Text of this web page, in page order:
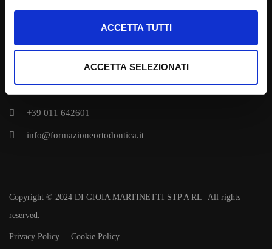
ACCETTA TUTTI
ACCETTA SELEZIONATI
Video Corso Clincheck PRO 6.0
Clincheck Design + Clincheck PRO 6.0
Video Corso Miniviti IZC
CONTATTI
+39 011 642601
info@formazioneortodontica.it
Copyright © 2024 DI GIOIA MARTINETTI STP A RL | All rights
reserved.
Privacy Policy Cookie Policy